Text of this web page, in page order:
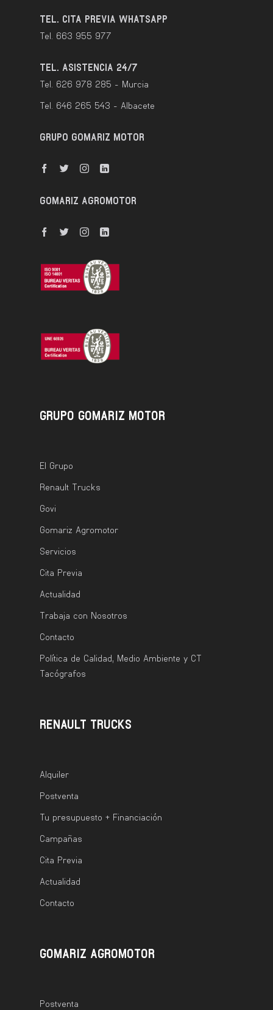
TEL. CITA PREVIA WHATSAPP
Tel. 663 955 977
TEL. ASISTENCIA 24/7
Tel. 626 978 285 - Murcia
Tel. 646 265 543 - Albacete
GRUPO GOMARIZ MOTOR
GOMARIZ AGROMOTOR
GRUPO GOMARIZ MOTOR
El Grupo
Renault Trucks
Govi
Gomariz Agromotor
Servicios
Cita Previa
Actualidad
Trabaja con Nosotros
Contacto
Política de Calidad, Medio Ambiente y CT
Tacógrafos
RENAULT TRUCKS
Alquiler
Postventa
Tu presupuesto + Financiación
Campañas
Cita Previa
Actualidad
Contacto
GOMARIZ AGROMOTOR
Postventa